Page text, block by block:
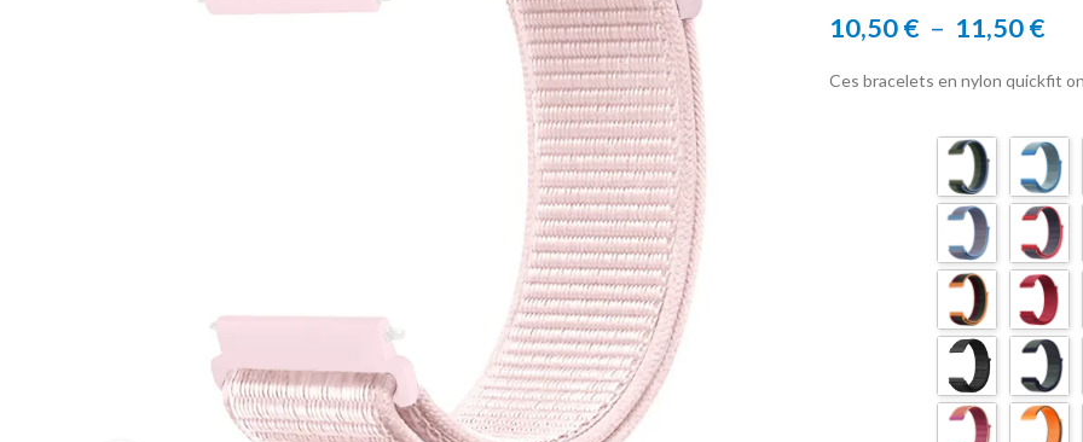
10,50€ – 11,50€
Ces bracelets en nylon quickfit